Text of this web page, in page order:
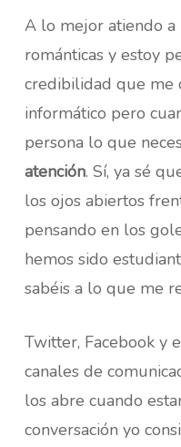
A lo mejor atiendo a
románticas y estoy
credibilidad que me
informático pero
persona lo que
atención. Sí, ya sé
los ojos abiertos
pensando en los
hemos sido
sabéis a lo que me
Twitter, Facebook y
canales de
los abre cuando
conversación yo